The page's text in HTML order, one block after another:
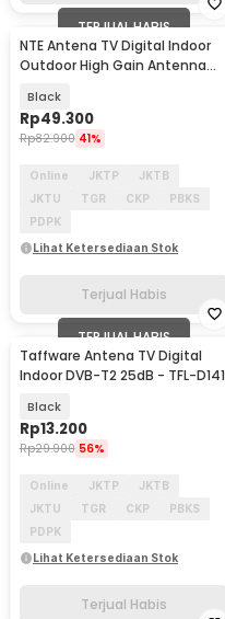
TERJUAL HABIS
NTE Antena TV Digital Indoor
Outdoor High Gain Antenna
Black
Rp49.300
Rp82.900 41%
Online JKTP
JKTB
JKTU
TGR CKP
PBKS
PDPK
Lihat Ketersediaan Stok
Terjual Habis
TERJUAL HABIS
Taffware Antena TV Digital
Indoor DVB-T2 25dB - TFL-D141
Black
Rp13.200
Rp29.900 56%
Online JKTP
JKTB
JKTU
TGR CKP
PBKS
PDPK
Lihat Ketersediaan Stok
Terjual Habis